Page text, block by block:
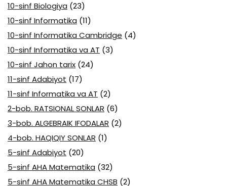
10-sinf Biologiya (23)
10-sinf Informatika (11)
10-sinf Informatika Cambridge (4)
10-sinf Informatika va AT (3)
10-sinf Jahon tarix (24)
11-sinf Adabiyot (17)
11-sinf Informatika va AT (2)
2-bob. RATSIONAL SONLAR (6)
3-bob. ALGEBRAIK IFODALAR (2)
4-bob. HAQIQIY SONLAR (1)
5-sinf Adabiyot (20)
5-sinf AHA Matematika (32)
5-sinf AHA Matematika CHSB (2)